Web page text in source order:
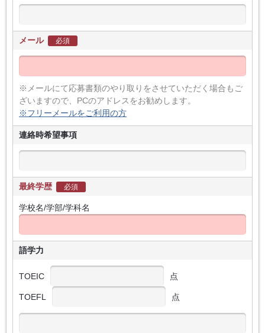
メール 必須
※メールにて応募書類のやり取りをさせていただく場合もご
ざいますので、PCのアドレスをお勧めします。
※フリーメールをご利用の方
連絡時希望事項
最終学歴 必須
学校名/学部/学科名
語学力
TOEIC 点
TOEFL 点